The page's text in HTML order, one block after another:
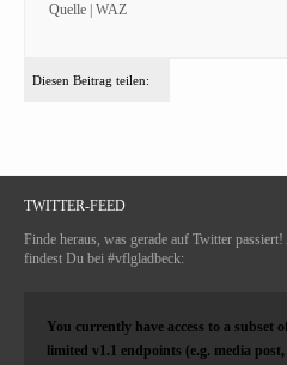
Quelle | WAZ
Diesen Beitrag teilen:
TWITTER-FEED
Finde heraus, was gerade auf Twitter
findest Du bei #vflgladbeck:
You currently have access to a subset
limited v1.1 endpoints (e.g. media